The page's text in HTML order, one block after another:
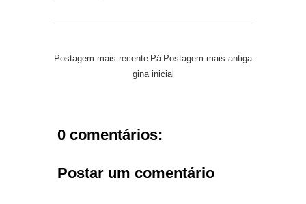
Postagem mais recente Postagem mais antiga
Pá
gina inicial
0 comentários:
Postar um comentário